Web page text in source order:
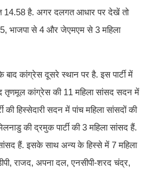
14.58 है. अगर दलगत आधार पर देखें तो
5, भाजपा से 4 और जेएमएम से 3 महिला
कांग्रेस दूसरे स्थान पर है. इस पार्टी में
तृणमूल कांग्रेस की 11 महिला सांसद सदन में
की हिस्सेदारी सदन में पांच महिला सांसदों की
की द्रमुक पार्टी की 3 महिला सांसद हैं.
हैं. इसके साथ अन्य के हिस्से में 7 महिला
राजद, अपना दल, एनसीपी-शरद चंद्र,